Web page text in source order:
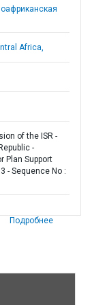
Africa,
of the ISR -
-
Plan Support
- Sequence No :
Подробнее